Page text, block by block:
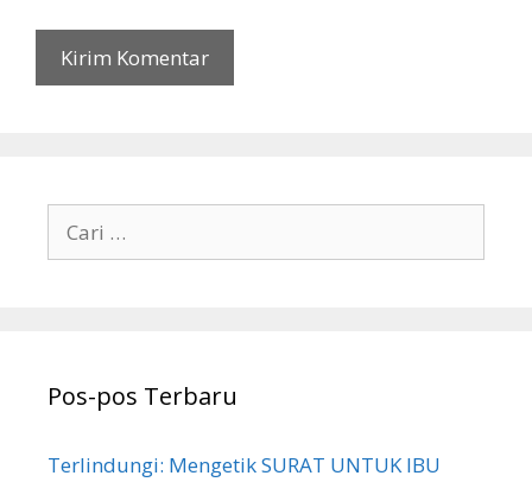
untuk:
Pos-pos Terbaru
Terlindungi: Mengetik SURAT UNTUK IBU